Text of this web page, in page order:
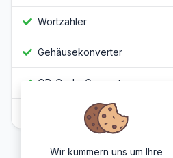
Wortzähler
Gehäusekonverter
QR-Code-Generator
Javascript Obfuscator
Wir kümmern uns um Ihre